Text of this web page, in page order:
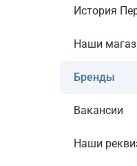
История
Наши
Бренды
Вакансии
Наши